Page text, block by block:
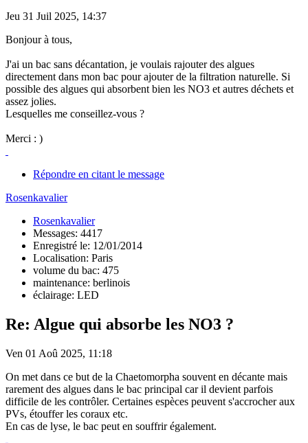
Jeu 31 Juil 2025, 14:37
Bonjour à tous,
J'ai un bac sans décantation, je voulais rajouter des algues
directement dans mon bac pour ajouter de la filtration naturelle. Si
possible des algues qui absorbent bien les NO3 et autres déchets et
assez jolies.
Lesquelles me conseillez-vous ?
Merci : )
Répondre en citant le message
Rosenkavalier
Rosenkavalier
Messages: 4417
Enregistré le: 12/01/2014
Localisation: Paris
volume du bac: 475
maintenance: berlinois
éclairage: LED
Re: Algue qui absorbe les NO3 ?
Ven 01 Aoû 2025, 11:18
On met dans ce but de la Chaetomorpha souvent en décante mais
rarement des algues dans le bac principal car il devient parfois
difficile de les contrôler. Certaines espèces peuvent s'accrocher aux
PVs, étouffer les coraux etc.
En cas de lyse, le bac peut en souffrir également.